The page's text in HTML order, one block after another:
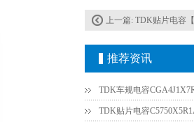
上一篇: TDK贴片电容【
推荐资讯
TDK车规电容
TDK贴片电容